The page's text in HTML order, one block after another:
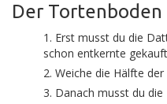
Der Tortenboden
Erst musst du die
schon entkernte
Weiche die Hälfte
Danach musst du